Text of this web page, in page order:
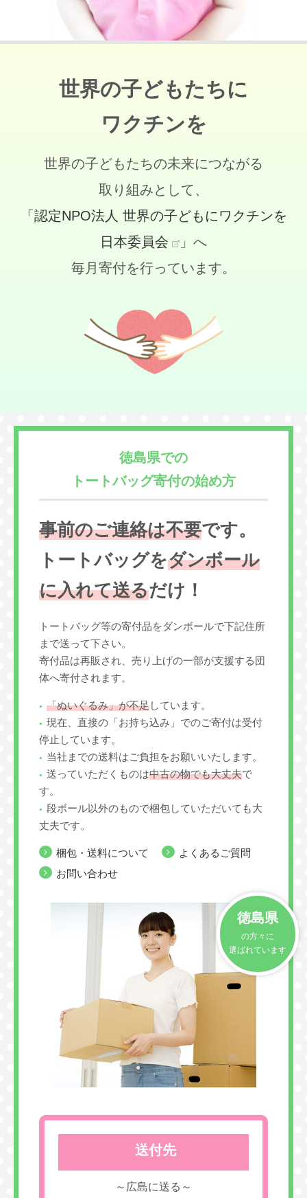
世界の子どもたちに
ワクチンを
世界の子どもたちの未来につながる
取り組みとして、
「認定NPO法人 世界の子どもにワクチンを
日本委員会
」へ
毎月寄付を行っています。
徳島県での
トートバッグ寄付の始め方
事前のご連絡は不要です。
トートバッグをダンボール
に入れて送るだけ！
トートバッグ等の寄付品をダンボールで下記住所
まで送って下さい。
寄付品は再販され、売り上げの一部が支援する団
体へ寄付されます。
「ぬいぐるみ」が不足しています。
現在、直接の「お持ち込み」でのご寄付は受付
停止しています。
当社までの送料はご負担をお願いいたします。
送っていただくものは中古の物でも大丈夫で
す。
段ボール以外のもので梱包していただいても大
丈夫です。
梱包・送料について
よくあるご質問
お問い合わせ
徳島県
の方々に
選ばれています
送付先
～広島に送る～